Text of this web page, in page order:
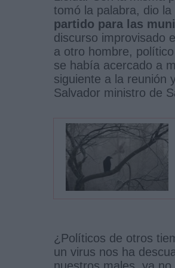
tomó la palabra, dio
partido para las
discurso improvisado
a otro hombre,
se había acercado a
siguiente a la reunión
Salvador ministro de
¿Políticos de otros
un virus nos ha